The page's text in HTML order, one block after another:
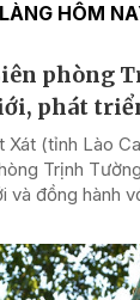
HÔM
phòng
phát
Xát (tỉnh Lào
Trịnh
và đồng hành